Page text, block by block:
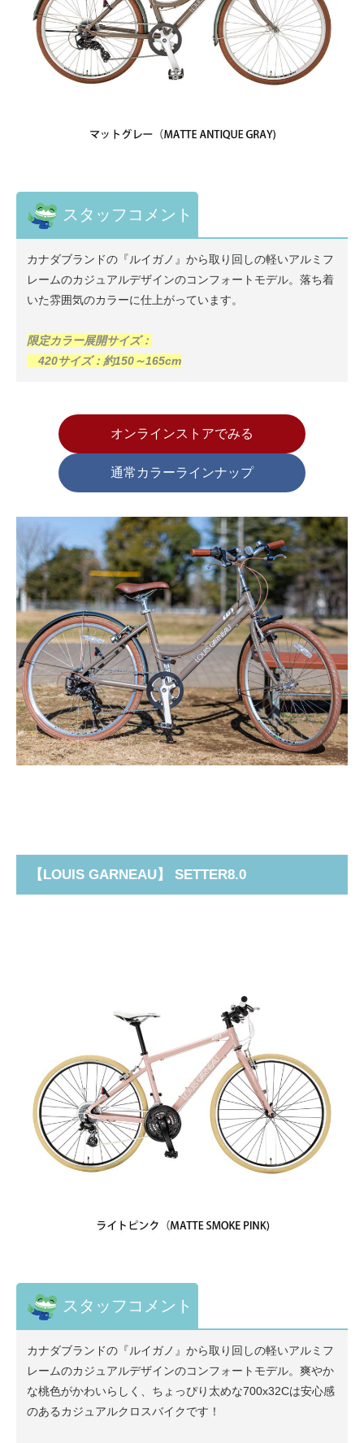
スタッフコメント
カナダブランドの『ルイガノ』から取り回しの軽いアルミフ
レームのカジュアルデザインのコンフォートモデル。落ち着
いた雰囲気のカラーに仕上がっています。
限定カラー展開サイズ：
420サイズ：約150～165cm
オンラインストアでみる
通常カラーラインナップ
【LOUIS GARNEAU】 SETTER8.0
スタッフコメント
カナダブランドの『ルイガノ』から取り回しの軽いアルミフ
レームのカジュアルデザインのコンフォートモデル。爽やか
な桃色がかわいらしく、ちょっぴり太めな700x32Cは安心感
のあるカジュアルクロスバイクです！